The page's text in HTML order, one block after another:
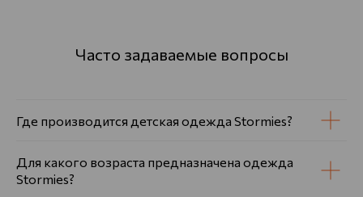
Часто задаваемые вопросы
Где производится детская одежда Stormies?
Для какого возраста предназначена одежда
Stormies?